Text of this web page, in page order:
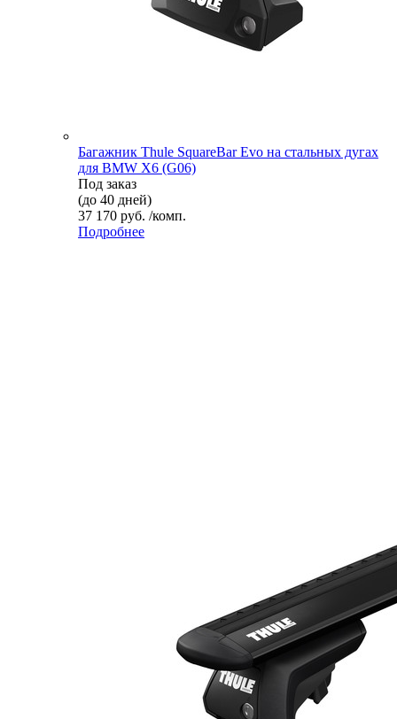
Багажник Thule SquareBar Evo на стальных дугах
для BMW X6 (G06)
Под заказ
(до 40 дней)
37 170 руб. /комп.
Подробнее